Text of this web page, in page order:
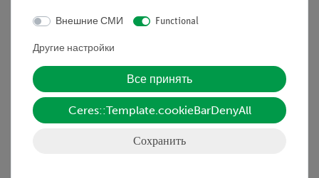
Кат.номер:P1356800
электрические вентиля
Кат.номер:
Внешние СМИ Functional
Другие настройки
Все принять
Ceres::Template.cookieBarDenyAll
Сохранить